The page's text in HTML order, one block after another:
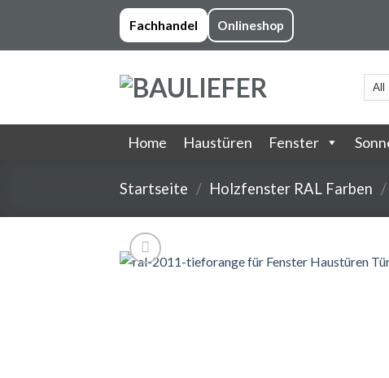
content
Fachhandel Onlineshop
Home Haustüren Fenster
Startseite / Holzfenster RAL Farben /